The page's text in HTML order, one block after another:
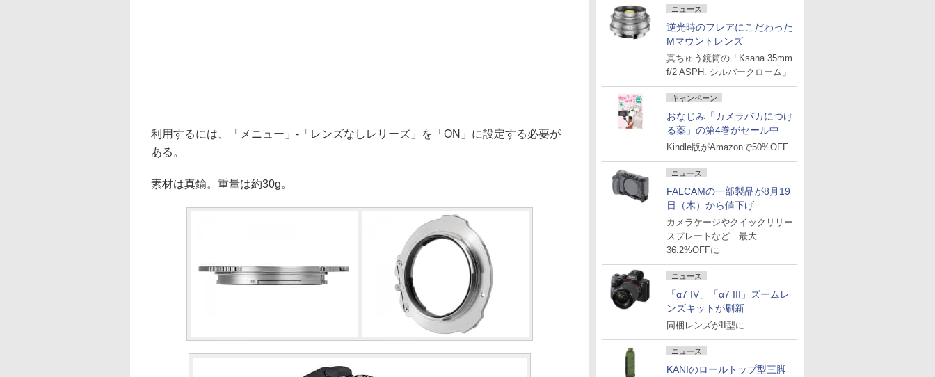
ニュース
逆光時のフレアにこだわった
Mマウントレンズ
真ちゅう鏡筒の「Ksana 35mm
f/2 ASPH. シルバークローム」
キャンペーン
おなじみ「カメラバカにつけ
る薬」の第4巻がセール中
Kindle版がAmazonで50%OFF
ニュース
FALCAMの一部製品が8月19
日（木）から値下げ
カメラケージやクイックリリー
スプレートなど 最大
36.2%OFFに
ニュース
「α7 IV」「α7 III」ズームレ
ンズキットが刷新
同梱レンズがII型に
ニュース
KANIのロールトップ型三脚
利用するには、「メニュー」-「レンズなしレリーズ」を「ON」に設定する必要が
ある。
素材は真鍮。重量は約30g。